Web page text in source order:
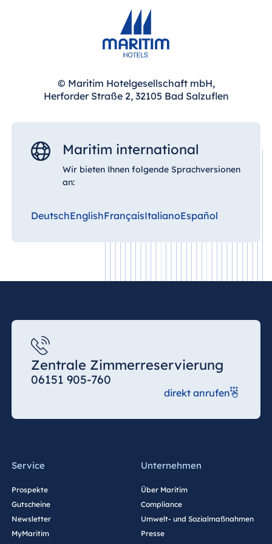
TitiseeHotel
Titisee-Neustadt
Strandhotel
Hotel Ulm
Star-Apart Hansa
Hotel Wiesbaden
Albanien
Hotel Plaza
Bay
Hotel Paradise
Blue Albena
Hotel Amelia
© Maritim Hotelgesellschaft mbH,
Herforder Straße 2, 32105 Bad Salzuflen
Maritim international
Wir bieten Ihnen folgende Sprachversionen
an:
DeutschEnglishFrançaisItalianoEspañol
Zentrale Zimmerreservierung
06151 905-760
direkt anrufen
Service
Prospekte
Gutscheine
Newsletter
MyMaritim
Unternehmen
Über Maritim
Compliance
Umwelt- und Sozialmaßnahmen
Presse